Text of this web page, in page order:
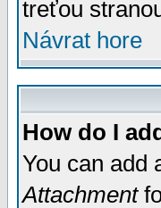
treťou
Návrat hore
How do I
You can add
Attachment